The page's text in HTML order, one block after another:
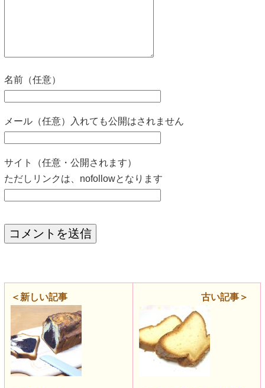
名前（任意）
メール（任意）入れても公開はされません
サイト（任意・公開されます）
ただしリンクは、nofollowとなります
＜新しい記事 古い記事＞